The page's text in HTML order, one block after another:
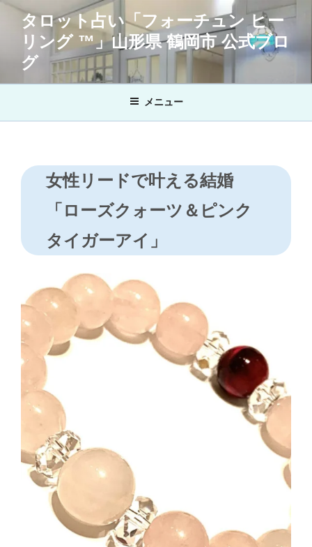
キ
タロット占い「フォーチュン ヒー
リング ™」山形県 鶴岡市 公式ブロ
グ
メニュー
女性リードで叶える結婚
「ローズクォーツ＆ピンク
タイガーアイ」